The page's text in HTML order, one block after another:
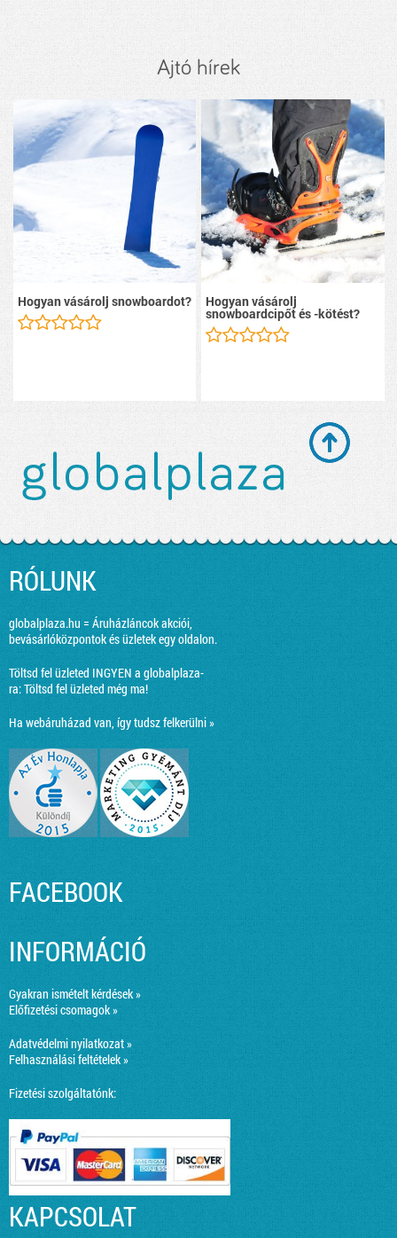
Ajtó hírek
Hogyan vásárolj snowboardot? Hogyan vásárolj
snowboardcipőt és -kötést?
RÓLUNK
globalplaza.hu = Áruházláncok akciói,
bevásárlóközpontok és üzletek egy oldalon.
Töltsd fel üzleted INGYEN a globalplaza-
ra:Töltsd fel üzleted még ma!
Ha webáruházad van, így tudsz felkerülni »
FACEBOOK
INFORMÁCIÓ
Gyakran ismételt kérdések »
Előfizetési csomagok »
Adatvédelmi nyilatkozat »
Felhasználási feltételek »
Fizetési szolgáltatónk:
KAPCSOLAT